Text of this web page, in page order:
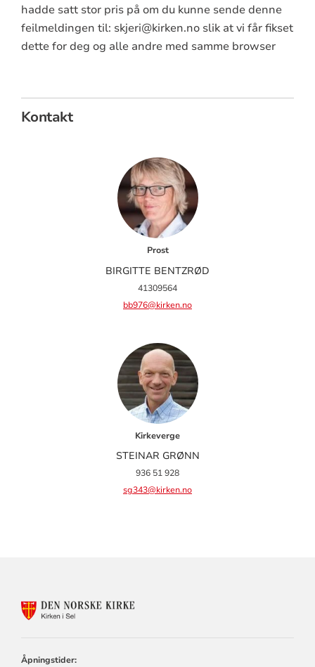
hadde satt stor pris på om du kunne sende denne
feilmeldingen til: skjeri@kirken.no slik at vi får fikset
dette for deg og alle andre med samme browser
Kontakt
Prost
BIRGITTE BENTZRØD
41309564
bb976@kirken.no
Kirkeverge
STEINAR GRØNN
936 51 928
sg343@kirken.no
Åpningstider: